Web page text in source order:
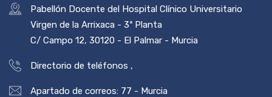
Pabellón Docente del Hospital Clínico Universitario
Virgen de la Arrixaca - 3ª Planta
C/ Campo 12, 30120 - El Palmar - Murcia
Directorio de teléfonos ,
Apartado de correos: 77 - Murcia